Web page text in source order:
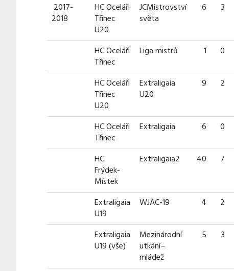
2017-
2018
HC Oceláři
Třinec
U20
JCMistrovství
světa
6 3
HC Oceláři
Třinec
Liga mistrů 1 0
HC Oceláři
Třinec
U20
Extraligaia
U20
9 2
HC Oceláři
Třinec
Extraligaia 6 0
HC
Frýdek-
Místek
Extraligaia2 40 7
Extraligaia
U19
WJAC-19 4 2
Extraligaia
U19 (vše)
Mezinárodní
utkání–
mládež
5 3